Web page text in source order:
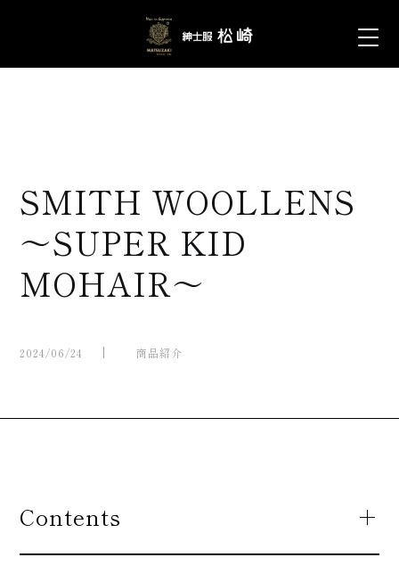
SMITH WOOLLENS
～SUPER KID
MOHAIR～
2024/06/24 商品紹介
Contents